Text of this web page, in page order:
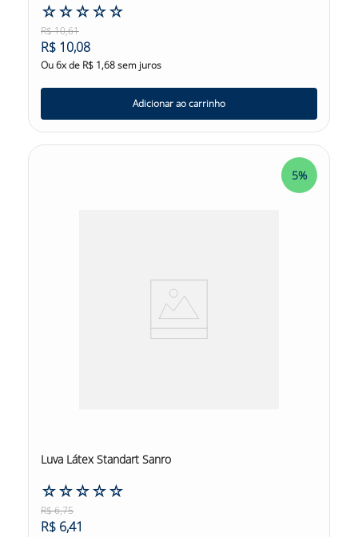
☆☆☆☆☆
R$10,61
R$ 10,08
Ou6x de R$ 1,68sem juros
Adicionar ao carrinho
5%
Luva Látex Standart Sanro
☆☆☆☆☆
R$6,75
R$ 6,41